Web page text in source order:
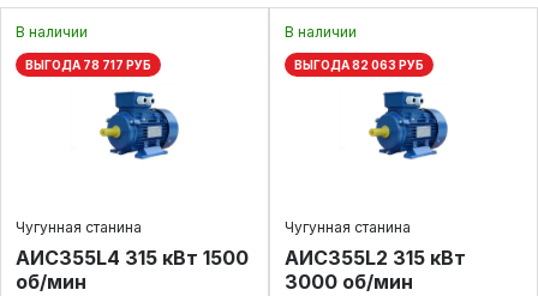
В наличии
ВЫГОДА 78 717 РУБ
Чугунная станина
АИС355L4 315 кВт 1500
об/мин
В наличии
ВЫГОДА 82 063 РУБ
Чугунная станина
АИС355L2 315 кВт
3000 об/мин